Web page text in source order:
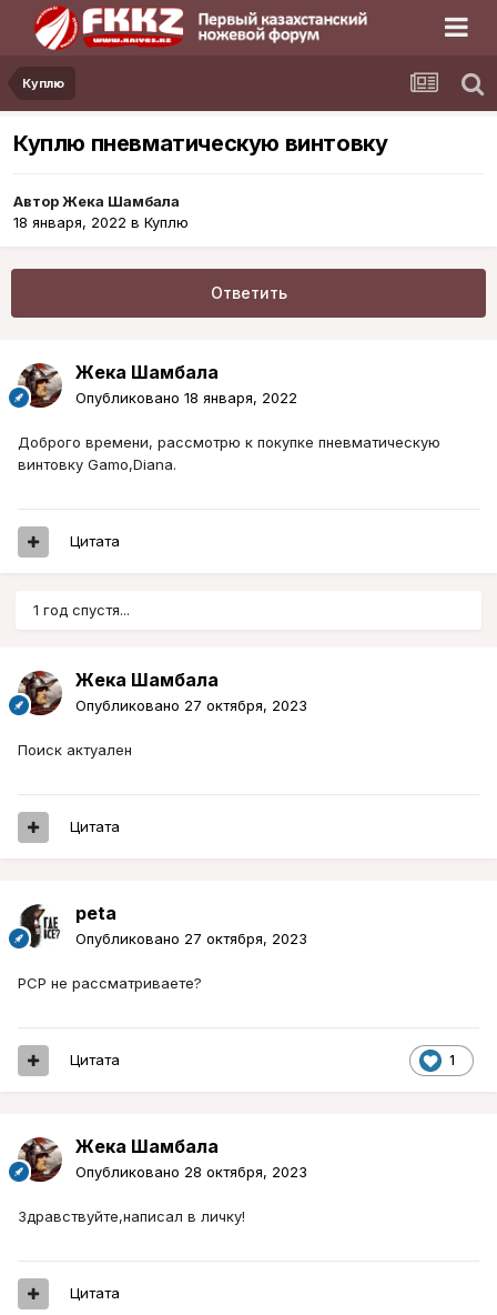
Куплю
Куплю пневматическую винтовку
АвторЖека Шамбала
18 января, 2022 в Куплю
Ответить
Жека Шамбала
Опубликовано 18 января, 2022
Доброго времени, рассмотрю к покупке пневматическую
винтовку Gamo,Diana.
Цитата
1 год спустя...
Жека Шамбала
Опубликовано 27 октября, 2023
Поиск актуален
Цитата
peta
Опубликовано 27 октября, 2023
РСР не рассматриваете?
1
Цитата
Жека Шамбала
Опубликовано 28 октября, 2023
Здравствуйте,написал в личку!
Цитата